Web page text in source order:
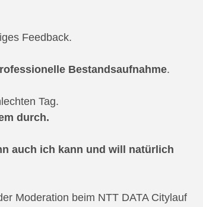
Feedback.
Bestandsaufnahme.
Tag.
durch.
auch ich kann und will natürlich
Moderation beim NTT DATA Citylauf